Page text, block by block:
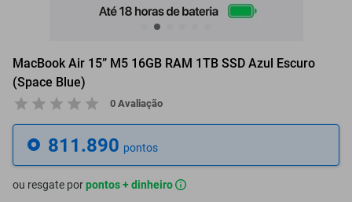
MacBook Air 15” M5 16GB RAM 1TB SSD Azul Escuro
(Space Blue)
0 Avaliação
811.890 pontos
ou resgate porpontos + dinheiro